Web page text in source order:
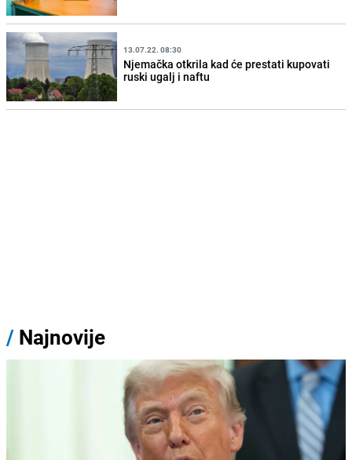
13.07.22. 08:30
Njemačka otkrila kad će prestati kupovati
ruski ugalj i naftu
/ Najnovije